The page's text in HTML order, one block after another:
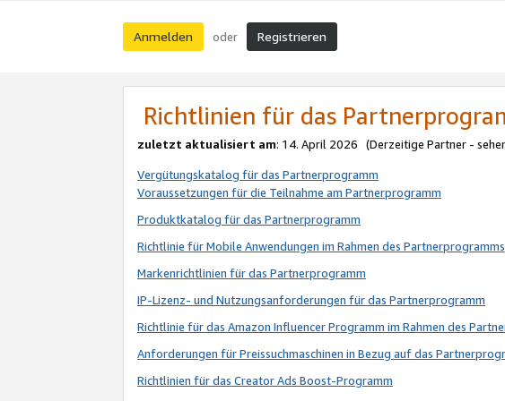
Anmelden oder Registrieren
Richtlinien für das
zuletzt aktualisiert am: 14. April 2026 (Derzeitige Partner -
Vergütungskatalog für das Partnerprogramm
Voraussetzungen für die Teilnahme am Partnerprogramm
Produktkatalog für das Partnerprogramm
Richtlinie für Mobile Anwendungen im Rahmen des Partnerprogramms
Markenrichtlinien für das Partnerprogramm
IP-Lizenz- und Nutzungsanforderungen für das Partnerprogramm
Richtlinie für das Amazon Influencer Programm im Rahmen des
Anforderungen für Preissuchmaschinen in Bezug auf das
Richtlinien für das Creator Ads Boost-Programm